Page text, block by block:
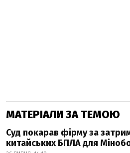
МАТЕРІАЛИ ЗА ТЕМОЮ
Суд покарав фірму за
китайських БПЛА для